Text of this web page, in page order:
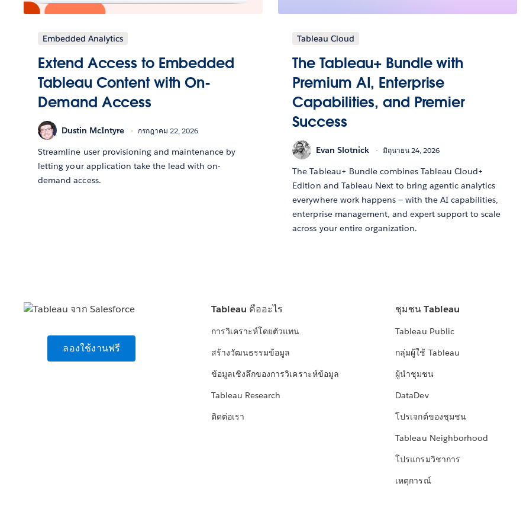
Embedded Analytics
Extend Access to Embedded
Tableau Content with On-
Demand Access
Dustin McIntyre กรกฎาคม 22, 2026
Streamline user provisioning and maintenance by
letting your application take the lead with on-
demand access.
Tableau Cloud
The Tableau+ Bundle with
Premium AI, Enterprise
Capabilities, and Premier
Success
Evan Slotnick มิถุนายน 24, 2026
The Tableau+ Bundle combines Tableau Cloud+
Edition and Tableau Next to bring agentic analytics
everywhere work happens — with the AI capabilities,
enterprise management, and expert support to scale
across your entire organization.
ลองใช้งานฟรี
Tableau คืออะไร
การวิเคราะห์โดยตัวแทน
สร้างวัฒนธรรมข้อมูล
ข้อมูลเชิงลึกของการวิเคราะห์ข้อมูล
Tableau Research
ติดต่อเรา
ชุมชน Tableau
Tableau Public
กลุ่มผู้ใช้ Tableau
ผู้นำชุมชน
DataDev
โปรเจกต์ของชุมชน
Tableau Neighborhood
โปรแกรมวิชาการ
เหตุการณ์